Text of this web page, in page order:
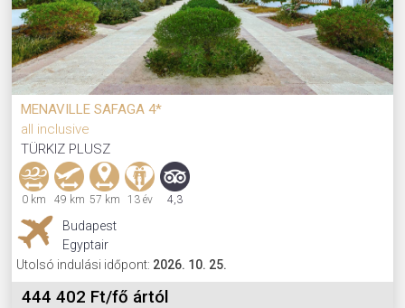
MENAVILLE SAFAGA 4*
all inclusive
TÜRKIZ PLUSZ
0 km 49 km 57 km 13 év 4,3
Budapest
Egyptair
Utolsó indulási időpont: 2026. 10. 25.
444 402 Ft/fő ártól